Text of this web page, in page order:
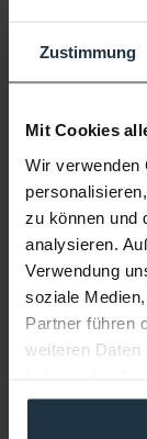
Zustimmung
Mit Cookies
Wir verwenden
zu können und
analysieren.
Verwendung
soziale
Partner führen
weiteren Daten
gesammelt
Beratung
Infos zu
Folgende Infos
Weitere